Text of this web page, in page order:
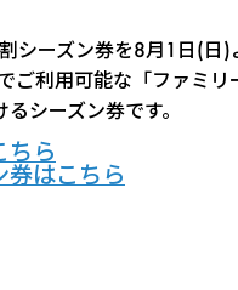
シーズン券を8月1日(日)
ご利用可能な「ファミ
シーズン券です。
ちら
券はこちら